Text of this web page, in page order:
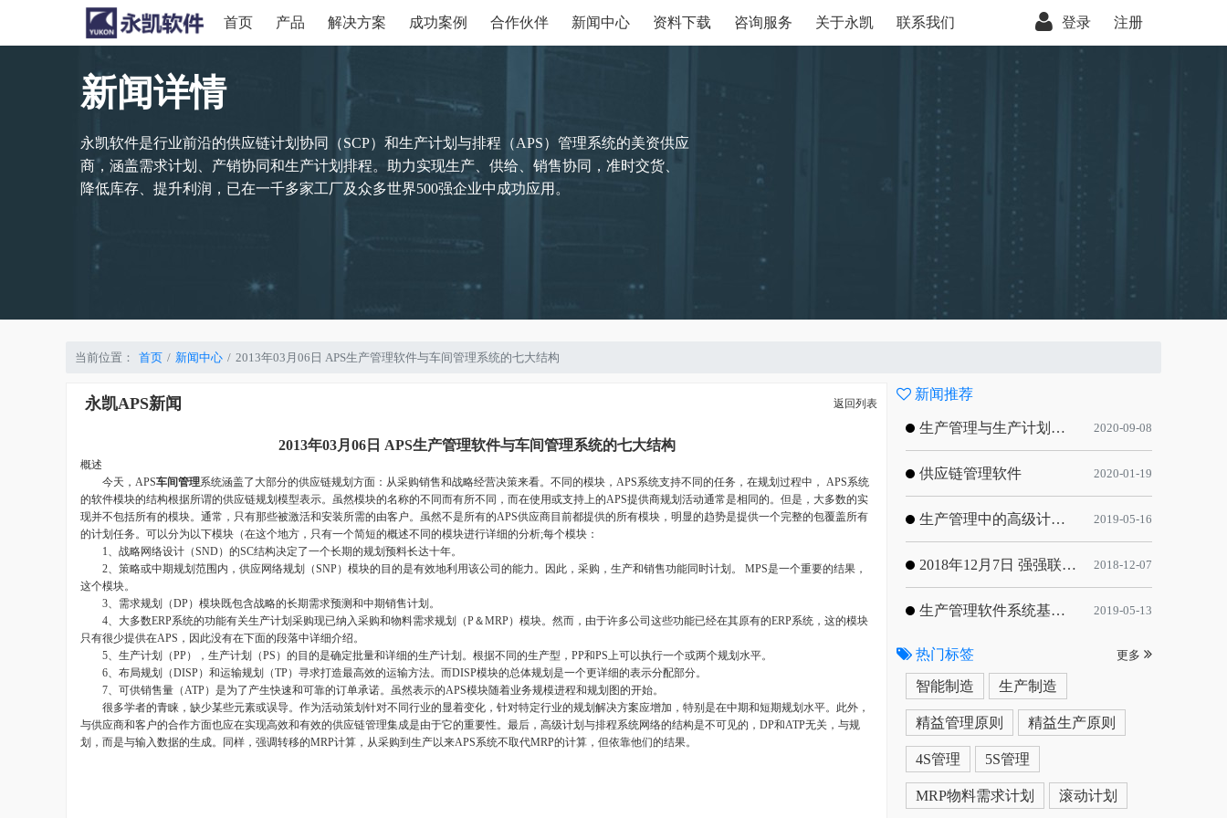
首页 产品 解决方案 成功案例 合作伙伴 新闻中心 资料下载 咨询服务 关于永凯 联系我们 登录 注册
新闻详情
永凯软件是行业前沿的供应链计划协同（SCP）和生产计划与排程（APS）管理系统的美资供应
商，涵盖需求计划、产销协同和生产计划排程。助力实现生产、供给、销售协同，准时交货、
降低库存、提升利润，已在一千多家工厂及众多世界500强企业中成功应用。
当前位置： 首页 新闻中心 2013年03月06日 APS生产管理软件与车间管理系统的七大结构
永凯APS新闻 返回列表
2013年03月06日 APS生产管理软件与车间管理系统的七大结构
概述
今天，APS车间管理系统涵盖了大部分的供应链规划方面：从采购销售和战略经营决策来看。不同的模块，APS系统支持不同的任务，在规划过程中， APS系统
的软件模块的结构根据所谓的供应链规划模型表示。虽然模块的名称的不同而有所不同，而在使用或支持上的APS提供商规划活动通常是相同的。但是，大多数的实
现并不包括所有的模块。通常，只有那些被激活和安装所需的由客户。虽然不是所有的APS供应商目前都提供的所有模块，明显的趋势是提供一个完整的包覆盖所有
的计划任务。可以分为以下模块（在这个地方，只有一个简短的概述不同的模块进行详细的分析;每个模块：
1、战略网络设计（SND）的SC结构决定了一个长期的规划预料长达十年。
2、策略或中期规划范围内，供应网络规划（SNP）模块的目的是有效地利用该公司的能力。因此，采购，生产和销售功能同时计划。 MPS是一个重要的结果，
这个模块。
3、需求规划（DP）模块既包含战略的长期需求预测和中期销售计划。
4、大多数ERP系统的功能有关生产计划采购现已纳入采购和物料需求规划（P＆MRP）模块。然而，由于许多公司这些功能已经在其原有的ERP系统，这的模块
只有很少提供在APS，因此没有在下面的段落中详细介绍。
5、生产计划（PP），生产计划（PS）的目的是确定批量和详细的生产计划。根据不同的生产型，PP和PS上可以执行一个或两个规划水平。
6、布局规划（DISP）和运输规划（TP）寻求打造最高效的运输方法。而DISP模块的总体规划是一个更详细的表示分配部分。
7、可供销售量（ATP）是为了产生快速和可靠的订单承诺。虽然表示的APS模块随着业务规模进程和规划图的开始。
很多学者的青睐，缺少某些元素或误导。作为活动策划针对不同行业的显着变化，针对特定行业的规划解决方案应增加，特别是在中期和短期规划水平。此外，
与供应商和客户的合作方面也应在实现高效和有效的供应链管理集成是由于它的重要性。最后，高级计划与排程系统网络的结构是不可见的，DP和ATP无关，与规
划，而是与输入数据的生成。同样，强调转移的MRP计算，从采购到生产以来APS系统不取代MRP的计算，但依靠他们的结果。
新闻推荐
生产管理与生产计划的目标 2020-09-08
供应链管理软件 2020-01-19
生产管理中的高级计划与排程优化 2019-05-16
2018年12月7日 强强联手，共同推进电子器件领域APS应用典范 风华高科生产自动化工业互联网应用项目-APS项目启动会 2018-12-07
生产管理软件系统基于信息化的解决方案 2019-05-13
热门标签 更多
智能制造 生产制造
精益管理原则 精益生产原则
4S管理 5S管理
MRP物料需求计划 滚动计划